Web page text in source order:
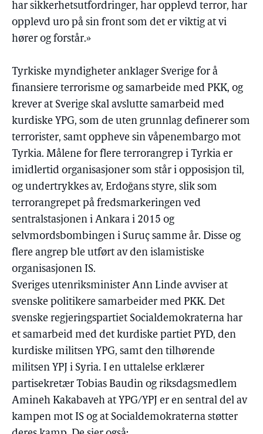
har sikkerhetsutfordringer, har opplevd terror, har
opplevd uro på sin front som det er viktig at vi
hører og forstår.»
Tyrkiske myndigheter anklager Sverige for å
finansiere terrorisme og samarbeide med PKK, og
krever at Sverige skal avslutte samarbeid med
kurdiske YPG, som de uten grunnlag definerer som
terrorister, samt oppheve sin våpenembargo mot
Tyrkia. Målene for flere terrorangrep i Tyrkia er
imidlertid organisasjoner som står i opposisjon til,
og undertrykkes av, Erdoğans styre, slik som
terrorangrepet på fredsmarkeringen ved
sentralstasjonen i Ankara i 2015 og
selvmordsbombingen i Suruç samme år. Disse og
flere angrep ble utført av den islamistiske
organisasjonen IS.
Sveriges utenriksminister Ann Linde avviser at
svenske politikere samarbeider med PKK. Det
svenske regjeringspartiet Socialdemokraterna har
et samarbeid med det kurdiske partiet PYD, den
kurdiske militsen YPG, samt den tilhørende
militsen YPJ i Syria. I en uttalelse erklærer
partisekretær Tobias Baudin og riksdagsmedlem
Amineh Kakabaveh at YPG/YPJ er en sentral del av
kampen mot IS og at Socialdemokraterna støtter